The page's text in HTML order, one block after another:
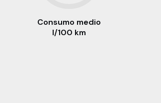
Consumo medio
l/100 km